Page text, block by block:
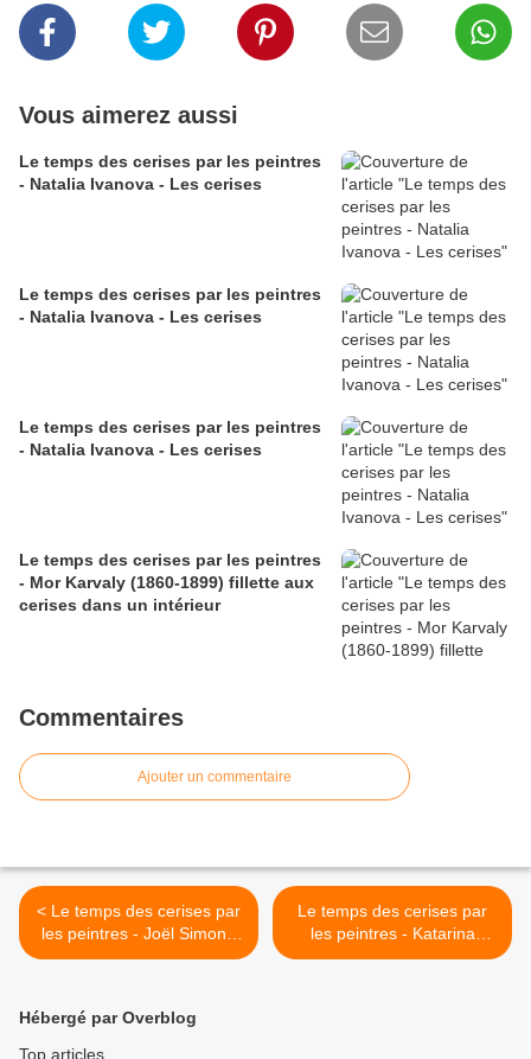
Vous aimerez aussi
Le temps des cerises par les peintres
- Natalia Ivanova - Les cerises
Le temps des cerises par les peintres
- Natalia Ivanova - Les cerises
Le temps des cerises par les peintres
- Natalia Ivanova - Les cerises
Le temps des cerises par les peintres
- Mor Karvaly (1860-1899) fillette aux
cerises dans un intérieur
Commentaires
Ajouter un commentaire
< Le temps des cerises par
les peintres - Joël Simon -
cerises
Le temps des cerises par
les peintres - Katarina
Valeeva - cerises et fleurs >
Hébergé par Overblog
Top articles